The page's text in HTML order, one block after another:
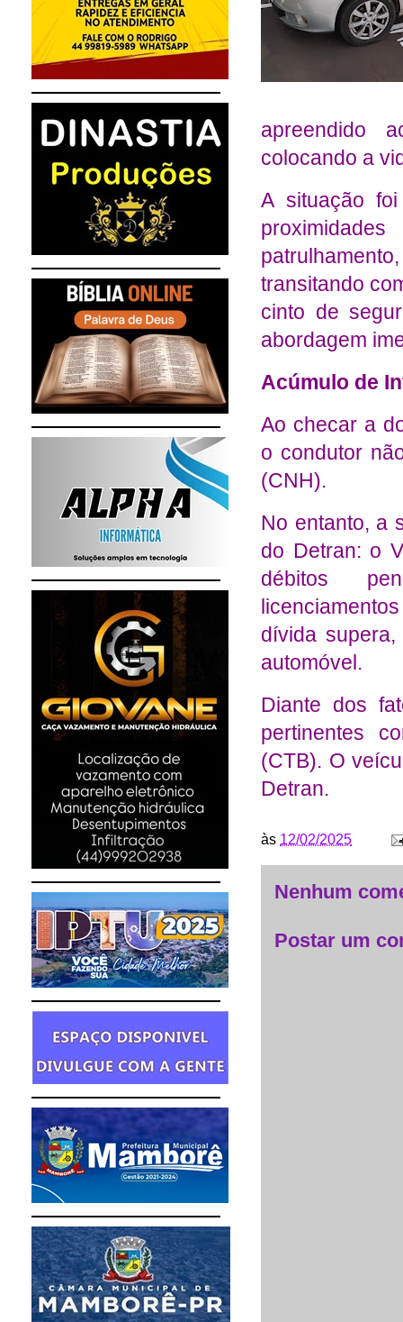
apreendido
colocando a
A situação
transitando
cinto de
abordagem
Acúmulo de
Ao checar a
o condutor
(CNH).
No entanto, a
do Detran: o
débitos
dívida
automóvel.
Diante dos
pertinentes
(CTB). O
Detran.
às 12/02/2025
Nenhum
Postar um